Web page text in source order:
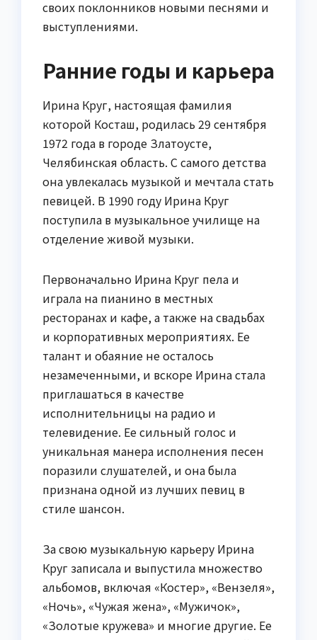
своих поклонников новыми песнями и
выступлениями.
Ранние годы и карьера
Ирина Круг, настоящая фамилия
которой Косташ, родилась 29 сентября
1972 года в городе Златоусте,
Челябинская область. С самого детства
она увлекалась музыкой и мечтала стать
певицей. В 1990 году Ирина Круг
поступила в музыкальное училище на
отделение живой музыки.
Первоначально Ирина Круг пела и
играла на пианино в местных
ресторанах и кафе, а также на свадьбах
и корпоративных мероприятиях. Ее
талант и обаяние не осталось
незамеченными, и вскоре Ирина стала
приглашаться в качестве
исполнительницы на радио и
телевидение. Ее сильный голос и
уникальная манера исполнения песен
поразили слушателей, и она была
признана одной из лучших певиц в
стиле шансон.
За свою музыкальную карьеру Ирина
Круг записала и выпустила множество
альбомов, включая «Костер», «Вензеля»,
«Ночь», «Чужая жена», «Мужичок»,
«Золотые кружева» и многие другие. Ее